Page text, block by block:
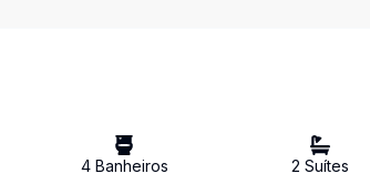
4Banheiros 2 Suítes